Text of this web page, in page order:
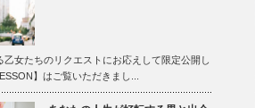
乙女たちのリクエストにお応えして限定公開し
】はご覧いただきまし...